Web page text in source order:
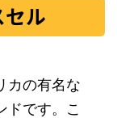
ル
カの有名な
ドです。こ